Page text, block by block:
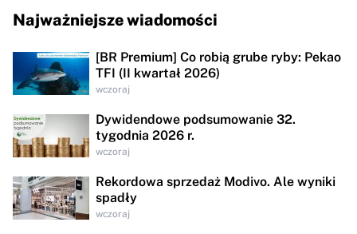
Najważniejsze wiadomości
[BR Premium] Co robią grube ryby: Pekao
TFI (II kwartał 2026)
wczoraj
Dywidendowe podsumowanie 32.
tygodnia 2026 r.
wczoraj
Rekordowa sprzedaż Modivo. Ale wyniki
spadły
wczoraj